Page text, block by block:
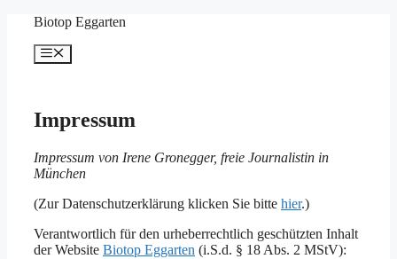
springen
Biotop Eggarten
Menü
Impressum
Impressum von Irene Gronegger, freie Journalistin in
München
(Zur Datenschutzerklärung klicken Sie bitte hier.)
Verantwortlich für den urheberrechtlich geschützten Inhalt
der Website Biotop Eggarten (i.S.d. § 18 Abs. 2 MStV):